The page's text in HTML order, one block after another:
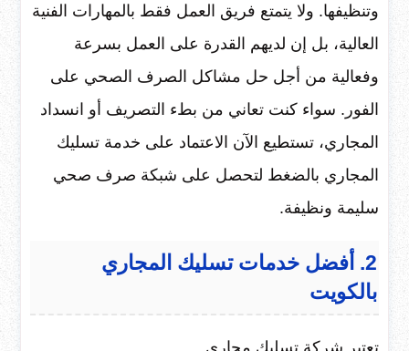
وتنظيفها. ولا يتمتع فريق العمل فقط بالمهارات الفنية
العالية، بل إن لديهم القدرة على العمل بسرعة
وفعالية من أجل حل مشاكل الصرف الصحي على
الفور. سواء كنت تعاني من بطء التصريف أو انسداد
المجاري، تستطيع الآن الاعتماد على خدمة تسليك
المجاري بالضغط لتحصل على شبكة صرف صحي
سليمة ونظيفة.
2. أفضل خدمات تسليك المجاري
بالكويت
تعتبر شركة تسليك مجاري